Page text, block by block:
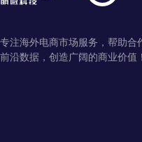
专注海外电商市场服务，帮助合
前沿数据，创造广阔的商业价值！